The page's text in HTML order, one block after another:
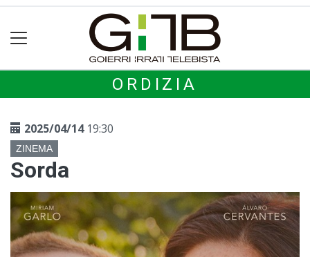
ORDIZIA
2025/04/1419:30
ZINEMA
Sorda